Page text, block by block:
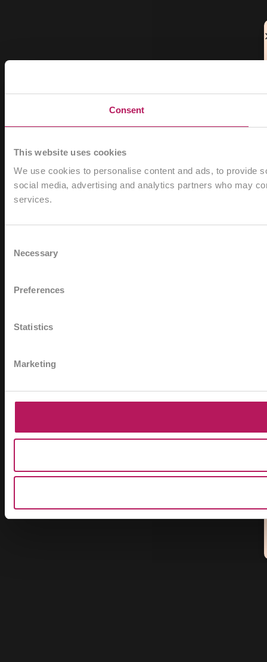
Consent
This website uses cookies
We use cookies to personalise content and ads, to provide
social media, advertising and analytics partners who may
services.
Selection
Necessary
Preferences
Statistics
Marketing